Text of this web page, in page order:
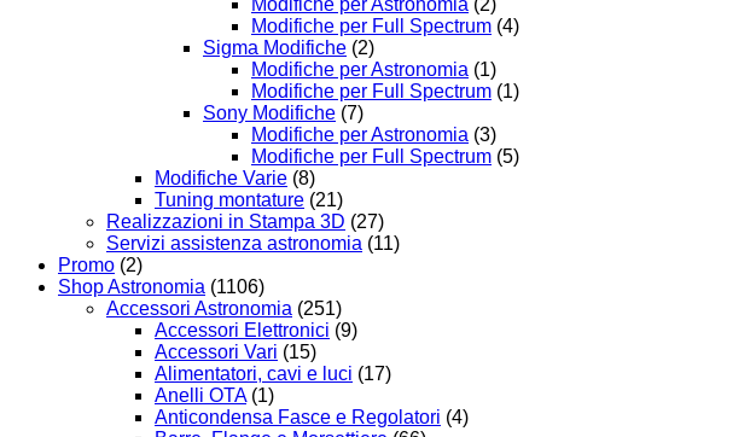
Modifiche per Astronomia (2)
Modifiche per Full Spectrum (4)
Sigma Modifiche (2)
Modifiche per Astronomia (1)
Modifiche per Full Spectrum (1)
Sony Modifiche (7)
Modifiche per Astronomia (3)
Modifiche per Full Spectrum (5)
Modifiche Varie (8)
Tuning montature (21)
Realizzazioni in Stampa 3D (27)
Servizi assistenza astronomia (11)
Promo (2)
Shop Astronomia (1106)
Accessori Astronomia (251)
Accessori Elettronici (9)
Accessori Vari (15)
Alimentatori, cavi e luci (17)
Anelli OTA (1)
Anticondensa Fasce e Regolatori (4)